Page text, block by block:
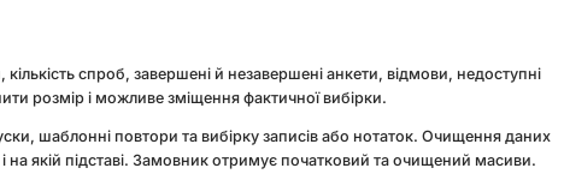
спроб, завершені й незавершені анкети, відмови, недоступні
розмір і можливе зміщення фактичної вибірки.
шаблонні повтори та вибірку записів або нотаток. Очищення даних
на якій підставі. Замовник отримує початковий та очищений масиви.